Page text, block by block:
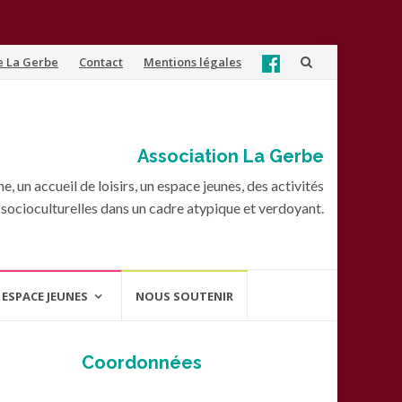
La Gerbe Contact Mentions légales
Association La Gerbe
un accueil de loisirs, un espace jeunes, des activités
socioculturelles dans un cadre atypique et verdoyant.
ESPACE JEUNES NOUS SOUTENIR
Coordonnées